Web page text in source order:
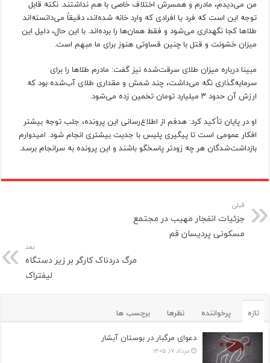
من می‌دیدم، مادرم و همسرش اختلاف خاصی با هم نداشتند. نکته قابل
توجه این است که فرد یا افرادی که وارد خانه شده‌اند، دقیقاً می‌دانسته‌اند
طلاها کجا نگهداری می‌شود و فقط همان‌ها را برده‌اند. با این حال، دلیل این
میزان خشونت و قتل با چنین قساوتی هنوز برای ما مبهم است.
مبینا درباره میزان طلای سرقت‌شده نیز گفت: مادرم طلاها را برای
سرمایه‌گذاری نگه می‌داشت، چند شمش و مقداری طلای آب‌شده بود که
ارزش آن حدود ۳ میلیارد تومان تخمین زده می‌شود.
او در پایان تأکید کرد: هدفم از اطلاع‌رسانی این پرونده، جلب توجه بیشتر
افکار عمومی است تا پیگیری پلیس با جدیت بیشتری انجام شود. امیدوارم
بازداشت‌شدگان هر چه زودتر پاسخگو باشند و این پرونده به سرانجام برسد.
قبلی
جزئیات انفجار مهیب در مجتمع
مسکونی پردیسان قم
بعد
مرگ دردناک کارگر بر زیر دستگاه
لیفتراک
تازه پرخواننده نظرها
برچسب ها
دعوای مرگبار در بوستان آبشار
مرداد ۱۷, ۱۴۰۵